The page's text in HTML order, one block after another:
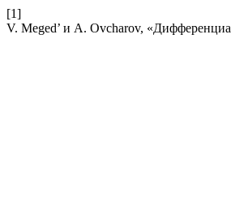
[1]
V. Meged’ и A. Ovcharov,